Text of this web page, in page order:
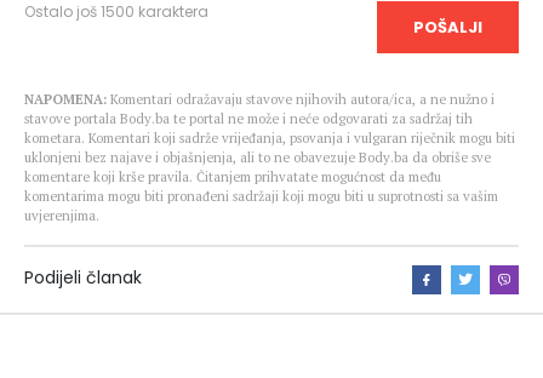
Ostalo još1500 karaktera
POŠALJI
NAPOMENA: Komentari odražavaju stavove njihovih autora/ica, a ne nužno i
stavove portala Body.ba te portal ne može i neće odgovarati za sadržaj tih
kometara. Komentari koji sadrže vrijeđanja, psovanja i vulgaran riječnik mogu biti
uklonjeni bez najave i objašnjenja, ali to ne obavezuje Body.ba da obriše sve
komentare koji krše pravila. Čitanjem prihvatate mogućnost da među
komentarima mogu biti pronađeni sadržaji koji mogu biti u suprotnosti sa vašim
uvjerenjima.
Podijeli članak